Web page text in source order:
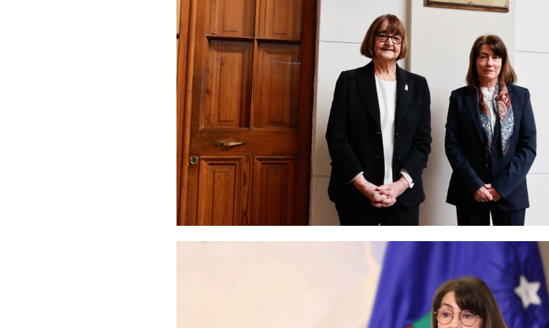
La profesora Rosa Devés, Rectora U. de Chile 2022-2026, junto a la profesora Alejandra Mizala,